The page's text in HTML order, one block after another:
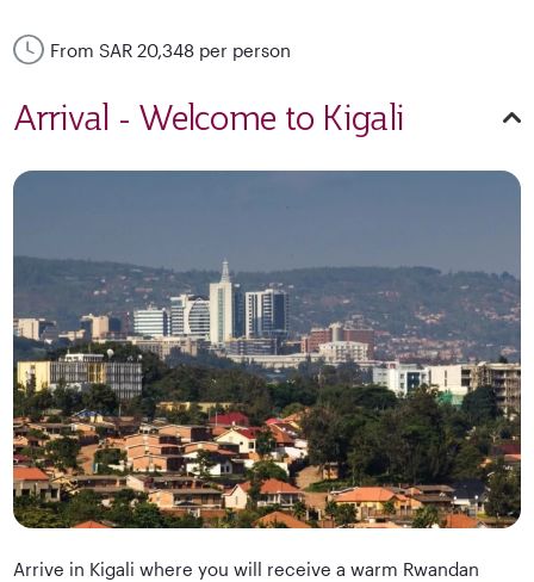
From SAR 20,348 per person
Arrival - Welcome to Kigali
Arrive in Kigali where you will receive a warm Rwandan